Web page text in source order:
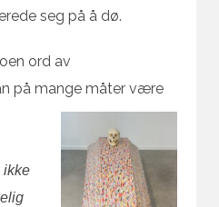
seg på å dø.
ord av
på mange måter være
ikke